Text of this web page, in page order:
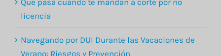
Que pasa cuando te mandan a corte por no
licencia
Navegando por DUI Durante las Vacaciones de